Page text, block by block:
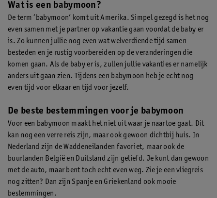
Wat is een babymoon?
De term ‘babymoon’ komt uit Amerika. Simpel gezegd is het nog
even samen met je partner op vakantie gaan voordat de baby er
is. Zo kunnen jullie nog even wat welverdiende tijd samen
besteden en je rustig voorbereiden op de veranderingen die
komen gaan. Als de baby er is, zullen jullie vakanties er namelijk
anders uit gaan zien. Tijdens een babymoon heb je echt nog
even tijd voor elkaar en tijd voor jezelf.
De beste bestemmingen voor je babymoon
Voor een babymoon maakt het niet uit waar je naartoe gaat. Dit
kan nog een verre reis zijn, maar ook gewoon dichtbij huis. In
Nederland zijn de Waddeneilanden favoriet, maar ook de
buurlanden België en Duitsland zijn geliefd. Je kunt dan gewoon
met de auto, maar bent toch echt even weg. Zie je een vliegreis
nog zitten? Dan zijn Spanje en Griekenland ook mooie
bestemmingen.